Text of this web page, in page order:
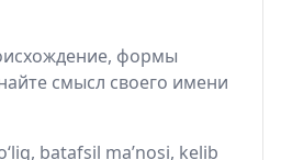
формы
смысл своего имени
batafsil ma’nosi, kelib